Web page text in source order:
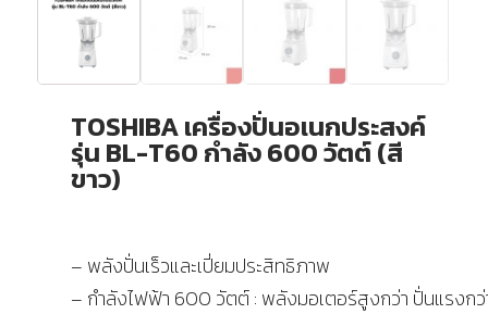
TOSHIBA เครื่องปั่นอเนกประสงค์
รุ่น BL-T60 กำลัง 600 วัตต์ (สี
ขาว)
– พลังปั่นเร็วและเปี่ยมประสิทธิภาพ
– กำลังไฟฟ้า 600 วัตต์ : พลังมอเตอร์สูงกว่า ปั่นแรงกว่